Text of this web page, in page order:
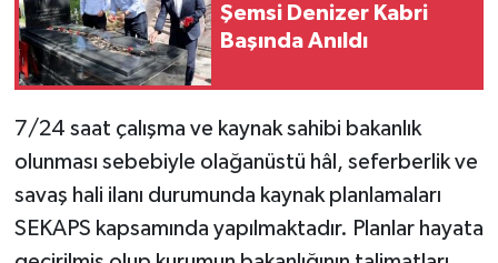
Şemsi Denizer Kabri
Başında Anıldı
7/24 saat çalışma ve kaynak sahibi bakanlık
olunması sebebiyle olağanüstü hâl, seferberlik ve
savaş hali ilanı durumunda kaynak planlamaları
SEKAPS kapsamında yapılmaktadır. Planlar hayata